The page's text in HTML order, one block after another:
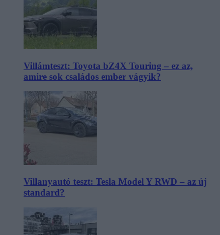
Villámteszt: Toyota bZ4X Touring – ez az,
amire sok családos ember vágyik?
Villanyautó teszt: Tesla Model Y RWD – az új
standard?